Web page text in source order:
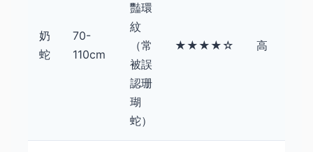
奶
蛇
70-
110cm
豔環
紋
（常
被誤
認珊
瑚
蛇）
★★★★☆ 高